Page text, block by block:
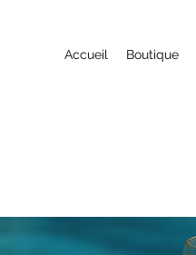
Accueil Boutique